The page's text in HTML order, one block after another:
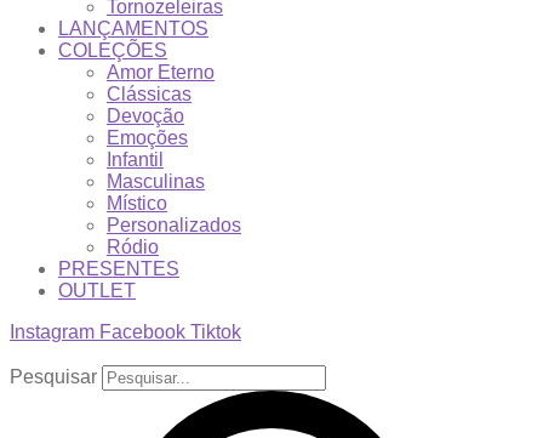
Tornozeleiras
LANÇAMENTOS
COLEÇÕES
Amor Eterno
Clássicas
Devoção
Emoções
Infantil
Masculinas
Místico
Personalizados
Ródio
PRESENTES
OUTLET
Instagram Facebook Tiktok
Pesquisar